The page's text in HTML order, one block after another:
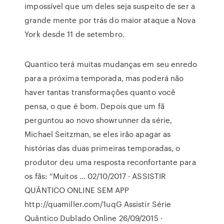
impossível que um deles seja suspeito de ser a
grande mente por trás do maior ataque a Nova
York desde 11 de setembro.
Quantico terá muitas mudanças em seu enredo
para a próxima temporada, mas poderá não
haver tantas transformações quanto você
pensa, o que é bom. Depois que um fã
perguntou ao novo showrunner da série,
Michael Seitzman, se eles irão apagar as
histórias das duas primeiras temporadas, o
produtor deu uma resposta reconfortante para
os fãs: “Muitos … 02/10/2017 · ASSISTIR
QUÂNTICO ONLINE SEM APP
http://quamiller.com/1uqG Assistir Série
Quântico Dublado Online 26/09/2015 ·